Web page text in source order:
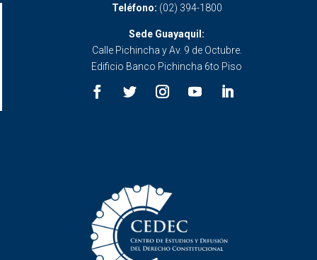
Teléfono: (02) 394-1800
Sede Guayaquil:
Calle Pichincha y Av. 9 de Octubre.
Edificio Banco Pichincha 6to Piso